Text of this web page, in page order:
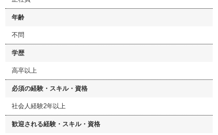
年齢
不問
学歴
高卒以上
必須の経験・スキル・資格
社会人経験2年以上
歓迎される経験・スキル・資格